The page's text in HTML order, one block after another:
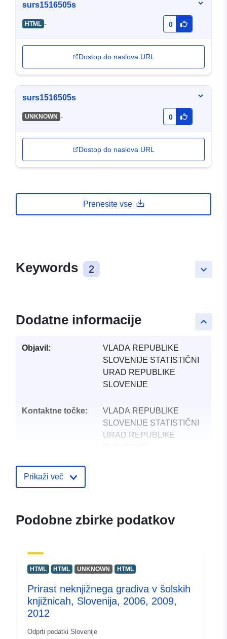
surs1516505s
HTML - 0
Dostop do naslova URL
surs1516505s
UNKNOWN - 0
Dostop do naslova URL
Prenesite vse
keyboard_arrow_down
Keywords 2
keyboard_arrow_up
Dodatne informacije
Objavil:
VLADA REPUBLIKE
SLOVENIJE STATISTIČNI
URAD REPUBLIKE
SLOVENIJE
Kontaktne točke:
VLADA REPUBLIKE
SLOVENIJE STATISTIČNI
URAD REPUBLIKE
Posodobljeno na spletišču
09 August 2026
uriRef:
Prikaži več
Podobne zbirke podatkov
HTML HTML UNKNOWN HTML
Prirast neknjižnega gradiva v šolskih
knjižnicah, Slovenija, 2006, 2009,
2012
Odprti podatki Slovenije